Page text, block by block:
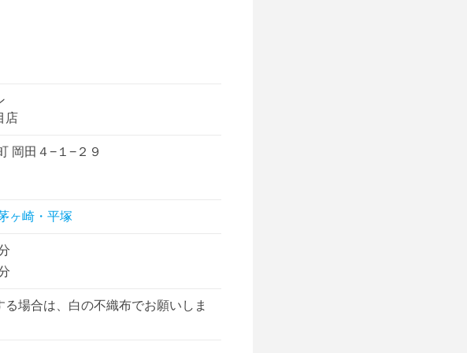
店
岡田４−１−２９
ヶ崎・平塚
る場合は、白の不織布でお願いしま